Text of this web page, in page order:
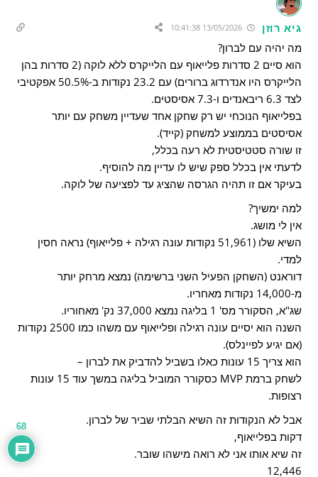
גיא רוזן 13/05/2026 10:41:38
מה יהיה עם לברון?
הוא סיים 2 סדרות פלייאוף עם הלייקרס ללא לוקה (2 סדרות בהן
הלייקרס היו אנדרדוג ברורים) עם 23.2 נקודות ב-50.5% אפקטיבי
לצד 6.3 ריבאנדים ו-7.3 אסיסטים.
בפלייאוף הנוכחי יש רק שחקן אחד שעדיין משחק עם יותר
אסיסטים בממוצע למשחק (קייד).
זו שורה סטטיסטית לא רעה בכלל,
לדעתי אין בכלל ספק שיש לו עדיין מה להוסיף.
בעיקר אם זו תהיה הגרסה שהציג עד לפציעה של לוקה.
למה ימשיך?
אין לי מושג.
השיא שלו (51,961 נקודות עונה רגילה + פלייאוף) נראה חסין
למדי.
דוראנט (השחקן הפעיל השני ברשימה) נמצא מרחק יותר
מ-14,000 נקודות מאחריו.
שג"א, הסקורר מס' 1 בליגה נמצא 37,000 נק' מאחוריו.
השנה הוא יסיים עונה רגילה ופלייאוף עם משהו כמו 2500 נקודות
(אם יגיע לפיינלס).
הוא צריך 15 עונות כאלו בשביל להדביק את לברון –
לשחק ברמת MVP כסקורר המוביל בליגה במשך עוד 15 עונות
רצופות.
אבל לא הנקודות זה השיא הבלתי שביר של לברון.
דקות בפלייאוף,
זה שיא אותו אני לא רואה מישהו שובר.
12,446
68